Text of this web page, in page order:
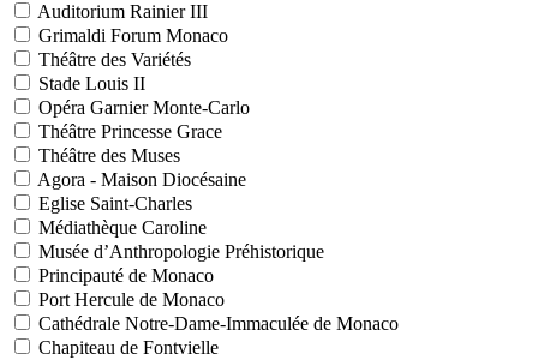
Auditorium Rainier III
Grimaldi Forum Monaco
Théâtre des Variétés
Stade Louis II
Opéra Garnier Monte-Carlo
Théâtre Princesse Grace
Théâtre des Muses
Agora - Maison Diocésaine
Eglise Saint-Charles
Médiathèque Caroline
Musée d’Anthropologie Préhistorique
Principauté de Monaco
Port Hercule de Monaco
Cathédrale Notre-Dame-Immaculée de Monaco
Chapiteau de Fontvielle